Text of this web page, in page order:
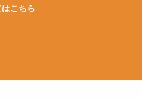
こちら